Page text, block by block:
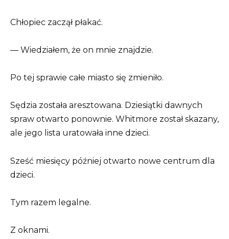
Chłopiec zaczął płakać.
— Wiedziałem, że on mnie znajdzie.
Po tej sprawie całe miasto się zmieniło.
Sędzia została aresztowana. Dziesiątki dawnych
spraw otwarto ponownie. Whitmore został skazany,
ale jego lista uratowała inne dzieci.
Sześć miesięcy później otwarto nowe centrum dla
dzieci.
Tym razem legalne.
Z oknami.